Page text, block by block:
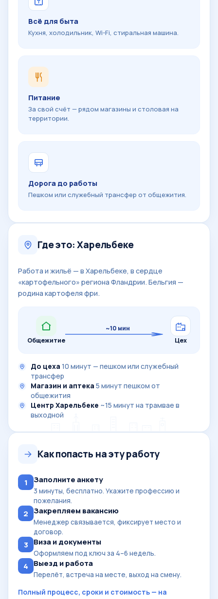
Всё для быта
Кухня, холодильник, Wi-Fi, стиральная машина.
Питание
За свой счёт — рядом магазины и столовая на
территории.
Дорога до работы
Пешком или служебный трансфер от общежития.
Где это: Харельбеке
Работа и жильё — в Харельбеке, в сердце
«картофельного» региона Фландрии. Бельгия —
родина картофеля фри.
Общежитие
~10 мин
Цех
До цеха 10 минут — пешком или служебный
трансфер
Магазин и аптека 5 минут пешком от
общежития
Центр Харельбеке ~15 минут на трамвае в
выходной
Как попасть на эту работу
1 Заполните анкету
3 минуты, бесплатно. Укажите профессию и
пожелания.
2 Закрепляем вакансию
Менеджер связывается, фиксирует место и
договор.
3 Виза и документы
Оформляем под ключ за 4–6 недель.
4 Выезд и работа
Перелёт, встреча на месте, выход на смену.
Полный процесс, сроки и стоимость — на